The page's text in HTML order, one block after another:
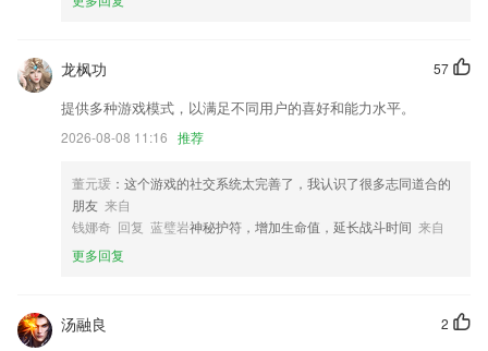
以上就是宝威体育网址是多少的介绍，如果您喜欢这款软件，您可以到应
57
龙枫功
提供多种游戏模式，以满足不同用户的喜好和能力水平。
2026-08-08 11:16 推荐
董元瑗 ：这个游戏的社交系统太完善了，我认识了很多志同道合的
朋友 来自
钱娜奇 回复 蓝璧岩神秘护符，增加生命值，延长战斗时间 来自
更多回复
2
汤融良